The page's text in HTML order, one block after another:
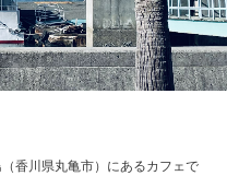
香川県丸亀市）にあるカフェで